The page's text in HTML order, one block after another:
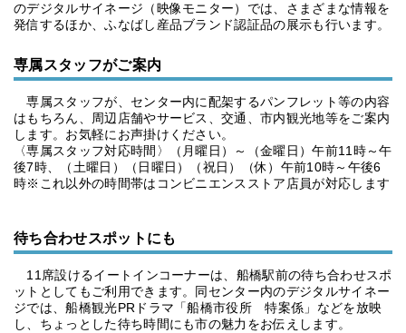
のデジタルサイネージ（映像モニター）では、さまざまな情報を
発信するほか、ふなばし産品ブランド認証品の展示も行います。
専属スタッフがご案内
専属スタッフが、センター内に配架するパンフレット等の内容
はもちろん、周辺店舗やサービス、交通、市内観光地等をご案内
します。お気軽にお声掛けください。
〈専属スタッフ対応時間〉（月曜日）～（金曜日）午前11時～午
後7時、（土曜日）（日曜日）（祝日）（休）午前10時～午後6
時※これ以外の時間帯はコンビニエンスストア店員が対応します
待ち合わせスポットにも
11席設けるイートインコーナーは、船橋駅前の待ち合わせスポ
ットとしてもご利用できます。同センター内のデジタルサイネー
ジでは、船橋観光PRドラマ「船橋市役所 特案係」などを放映
し、ちょっとした待ち時間にも市の魅力をお伝えします。